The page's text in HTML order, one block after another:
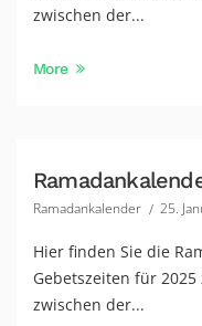
zwischen der...
More
Ramadankalender 25.
Hier finden Sie die
Gebetszeiten für
zwischen der...